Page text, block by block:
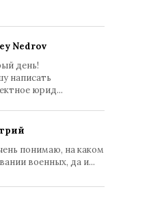
Nedrov
день!
написать
юрид...
понимаю, на каком
военных, да и...